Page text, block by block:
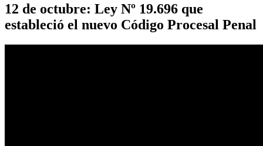
12 de octubre: Ley Nº 19.696 que
estableció el nuevo Código Procesal Penal